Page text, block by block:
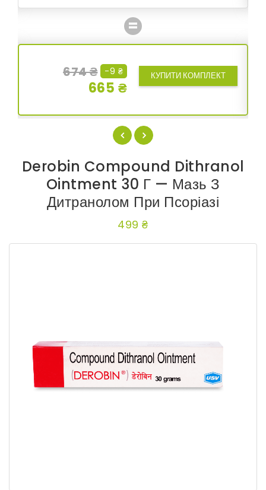
=
674 ₴ -9 ₴
665 ₴
КУПИТИ КОМПЛЕКТ
Derobin Compound Dithranol
Ointment 30 Г — Мазь З
Дитранолом При Псоріазі
499 ₴